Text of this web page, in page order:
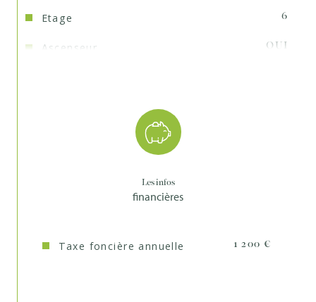
Etage 6
Ascenseur OUI
TRAD_TYPE_CHAUFF_CHAUDIERE
Les infos
financières
Taxe foncière annuelle 1 200 €